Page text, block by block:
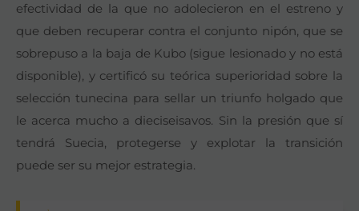
efectividad de la que no adolecieron en el estreno y
que deben recuperar contra el conjunto nipón, que se
sobrepuso a la baja de Kubo (sigue lesionado y no está
disponible), y certificó su teórica superioridad sobre la
selección tunecina para sellar un triunfo holgado que
le acerca mucho a dieciseisavos. Sin la presión que sí
tendrá Suecia, protegerse y explotar la transición
puede ser su mejor estrategia.